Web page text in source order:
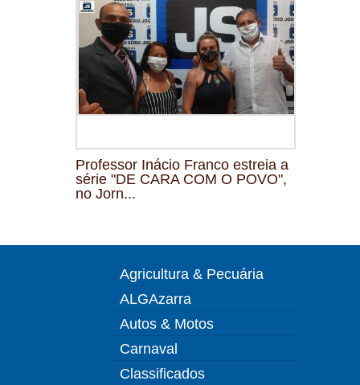
Professor Inácio Franco estreia a
série "DE CARA COM O POVO",
no Jorn...
Agricultura & Pecuária
ALGAzarra
Autos & Motos
Carnaval
Classificados